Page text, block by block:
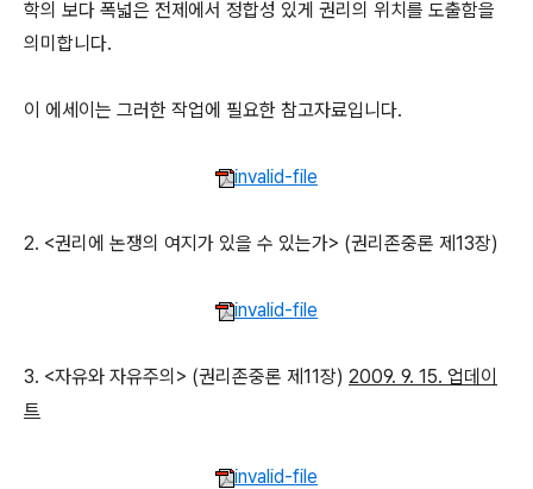
학의 보다 폭넓은 전제에서 정합성 있게 권리의 위치를 도출함을
의미합니다.
이 에세이는 그러한 작업에 필요한 참고자료입니다.
invalid-file
2. <권리에 논쟁의 여지가 있을 수 있는가> (권리존중론 제13장)
invalid-file
3. <자유와 자유주의> (권리존중론 제11장) 2009. 9. 15. 업데이
트
invalid-file